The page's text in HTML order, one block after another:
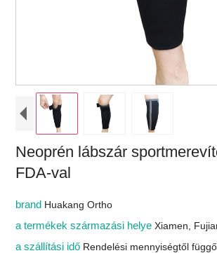
Neoprén lábszár
FDA-val
brand Huakang Ortho
a termékek származási helyeXiamen,
a szállítási idő Rendelési mennyiségtől